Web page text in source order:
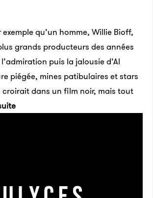
exemple qu’un homme, Willie Bioff,
grands producteurs des années
puis la jalousie d’Al
piégée, mines patibulaires et stars
croirait dans un film noir, mais tout